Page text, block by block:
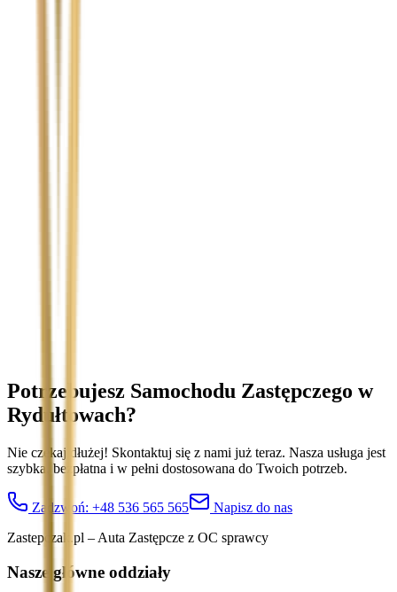
Potrzebujesz Samochodu Zastępczego w
Rydułtowach?
Nie czekaj dłużej! Skontaktuj się z nami już teraz. Nasza usługa jest
szybka, bezpłatna i w pełni dostosowana do Twoich potrzeb.
Zadzwoń: +48 536 565 565
Napisz do nas
Zastepczak.pl – Auta Zastępcze z OC sprawcy
Nasze główne oddziały